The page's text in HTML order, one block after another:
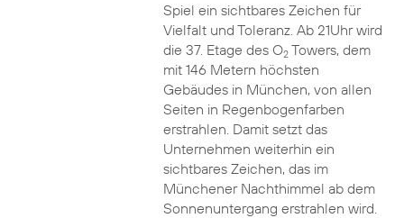
Spiel ein sichtbares Zeichen für
Vielfalt und Toleranz. Ab 21Uhr wird
die 37. Etage des O2Towers, dem
mit 146 Metern höchsten
Gebäudes in München, von allen
Seiten in Regenbogenfarben
erstrahlen. Damit setzt das
Unternehmen weiterhin ein
sichtbares Zeichen, das im
Münchener Nachthimmel ab dem
Sonnenuntergang erstrahlen wird.